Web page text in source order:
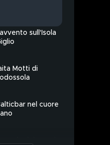
sull'Isola
Motti di
nel cuore